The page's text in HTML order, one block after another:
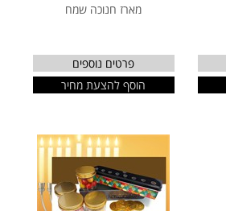
מארז חנוכה שמח
פרטים נוספים
הוסף להצעת מחיר